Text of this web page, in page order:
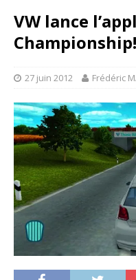
VW lance
Championship!
27 juin 2012 Frédéric